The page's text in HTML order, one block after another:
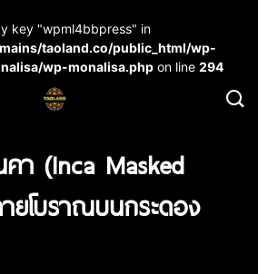
key "wpml4bbpress" in
taoland.co/public_html/wp-
wp-monalisa.php on line 294
า (Inca Masked
ยโบราณบนกระดอง